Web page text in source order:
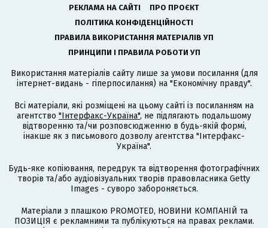
РЕКЛАМА НА САЙТІ
ПРО ПРОЄКТ
ПОЛІТИКА КОНФІДЕНЦІЙНОСТІ
ПРАВИЛА ВИКОРИСТАННЯ МАТЕРІАЛІВ УП
ПРИНЦИПИ І ПРАВИЛА РОБОТИ УП
Використання матеріалів сайту лише за умови посилання (для
інтернет-видань - гіперпосилання) на "Економічну правду".
Всі матеріали, які розміщені на цьому сайті із посиланням на
агентство "Інтерфакс-Україна", не підлягають подальшому
відтворенню та/чи розповсюдженню в будь-якій формі,
інакше як з письмового дозволу агентства "Інтерфакс-
Україна".
Будь-яке копіювання, передрук та відтворення фотографічних
творів та/або аудіовізуальних творів правовласника Getty
Images - суворо забороняється.
Матеріали з плашкою PROMOTED, НОВИНИ КОМПАНІЙ та
ПОЗИЦІЯ є рекламними та публікуються на правах реклами.